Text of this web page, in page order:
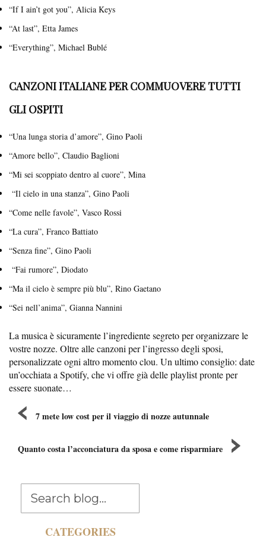
“If I ain’t got you”, Alicia Keys
“At last”, Etta James
“Everything”, Michael Bublé
CANZONI ITALIANE PER COMMUOVERE TUTTI
GLI OSPITI
“Una lunga storia d’amore”, Gino Paoli
“Amore bello”, Claudio Baglioni
“Mi sei scoppiato dentro al cuore”, Mina
“Il cielo in una stanza”, Gino Paoli
“Come nelle favole”, Vasco Rossi
“La cura”, Franco Battiato
“Senza fine”, Gino Paoli
“Fai rumore”, Diodato
“Ma il cielo è sempre più blu”, Rino Gaetano
“Sei nell’anima”, Gianna Nannini
La musica è sicuramente l’ingrediente segreto per organizzare le
vostre nozze. Oltre alle canzoni per l’ingresso degli sposi,
personalizzate ogni altro momento clou. Un ultimo consiglio: date
un’occhiata a Spotify, che vi offre già delle playlist pronte per
essere suonate…
7 mete low cost per il viaggio di nozze autunnale
Quanto costa l’acconciatura da sposa e come risparmiare
CATEGORIES